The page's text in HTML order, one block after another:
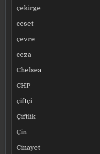
çekirge
ceset
çevre
ceza
Chelsea
CHP
çiftçi
Çiftlik
Çin
Cinayet